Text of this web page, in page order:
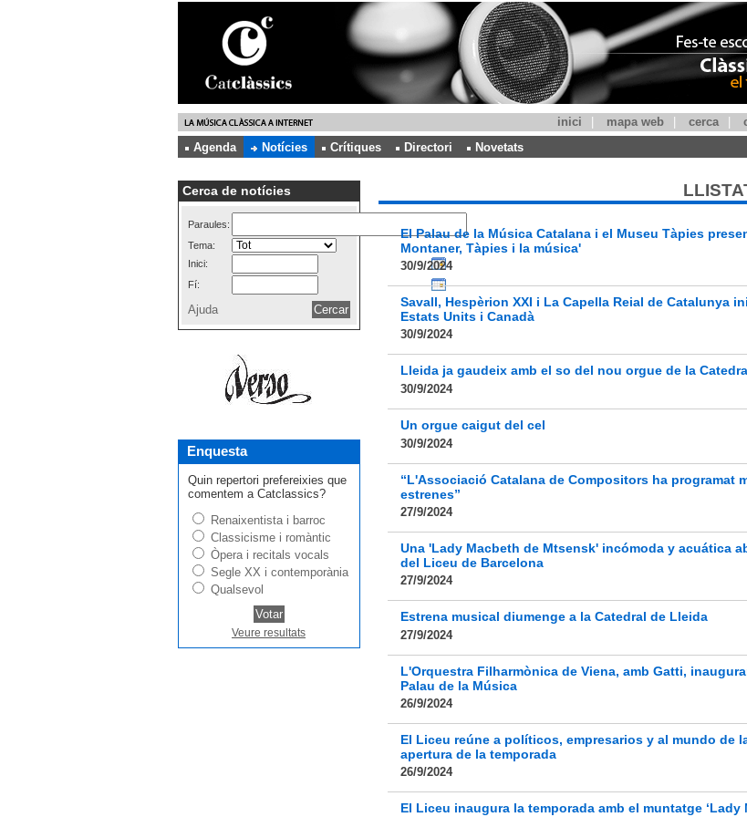
inici mapa web cerca
Agenda
Notícies Crítiques Directori Novetats
Cerca de notícies
Paraules:
Tema:
Inici:
Fí:
Ajuda
Enquesta
Quin repertori prefereixies que
comentem a Catclassics?
Renaixentista i barroc
Classicisme i romàntic
Òpera i recitals vocals
Segle XX i contemporània
Qualsevol
Veure resultats
El Palau de la Música Catalana i el Museu Tàpies
Montaner, Tàpies i la música'
30/9/2024
Savall, Hespèrion XXI i La Capella Reial de Catalunya
Estats Units i Canadà
30/9/2024
Lleida ja gaudeix amb el so del nou orgue de la
30/9/2024
Un orgue caigut del cel
30/9/2024
“L'Associació Catalana de Compositors ha programat
estrenes”
27/9/2024
Una 'Lady Macbeth de Mtsensk' incómoda y acuática
del Liceu de Barcelona
27/9/2024
Estrena musical diumenge a la Catedral de Lleida
27/9/2024
L'Orquestra Filharmònica de Viena, amb Gatti,
Palau de la Música
26/9/2024
El Liceu reúne a políticos, empresarios y al mundo de
apertura de la temporada
26/9/2024
El Liceu inaugura la temporada amb el muntatge ‘Lady